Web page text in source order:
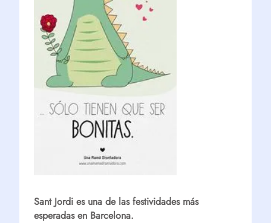
Sant Jordi es una de las festividades más
esperadas en Barcelona.